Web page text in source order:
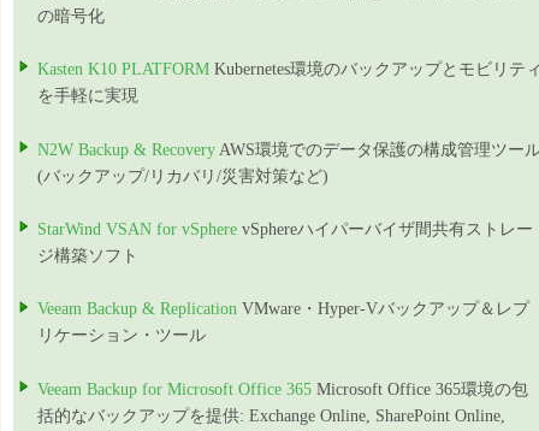
の暗号化
Kasten K10 PLATFORM Kubernetes環境のバックアップとモビリテ
を手軽に実現
N2W Backup & Recovery AWS環境でのデータ保護の構成管理ツー
(バックアップ/リカバリ/災害対策など)
StarWind VSAN for vSphere vSphereハイパーバイザ間共有ストレー
ジ構築ソフト
Veeam Backup & Replication VMware・Hyper-Vバックアップ＆レプ
リケーション・ツール
Veeam Backup for Microsoft Office 365 Microsoft Office 365環境の包
括的なバックアップを提供: Exchange Online, SharePoint Online,